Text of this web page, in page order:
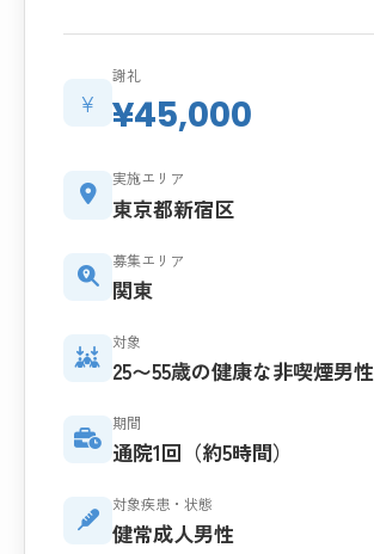
¥
謝礼
¥45,000
実施エリア
東京都新宿区
募集エリア
関東
対象
25〜55歳の健康な非喫煙男性
期間
通院1回（約5時間）
対象疾患・状態
健常成人男性